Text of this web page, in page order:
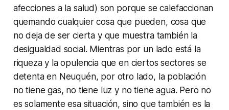
afecciones a la salud) son porque se calefaccionan
quemando cualquier cosa que pueden, cosa que
no deja de ser cierta y que muestra también la
desigualdad social. Mientras por un lado está la
riqueza y la opulencia que en ciertos sectores se
detenta en Neuquén, por otro lado, la población
no tiene gas, no tiene luz y no tiene agua. Pero no
es solamente esa situación, sino que también es la